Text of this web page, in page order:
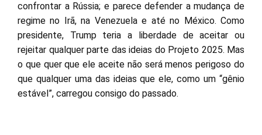
confrontar a Rússia; e parece defender a mudança de
regime no Irã, na Venezuela e até no México. Como
presidente, Trump teria a liberdade de aceitar ou
rejeitar qualquer parte das ideias do Projeto 2025. Mas
o que quer que ele aceite não será menos perigoso do
que qualquer uma das ideias que ele, como um “gênio
estável”, carregou consigo do passado.